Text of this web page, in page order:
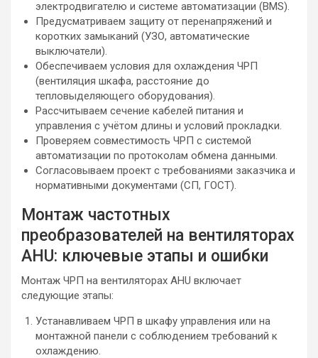
электродвигателю и системе автоматизации (BMS).
Предусматриваем защиту от перенапряжений и
коротких замыканий (УЗО, автоматические
выключатели).
Обеспечиваем условия для охлаждения ЧРП
(вентиляция шкафа, расстояние до
тепловыделяющего оборудования).
Рассчитываем сечение кабелей питания и
управления с учётом длины и условий прокладки.
Проверяем совместимость ЧРП с системой
автоматизации по протоколам обмена данными.
Согласовываем проект с требованиями заказчика и
нормативными документами (СП, ГОСТ).
Монтаж частотных
преобразователей на вентиляторах
AHU: ключевые этапы и ошибки
Монтаж ЧРП на вентиляторах AHU включает
следующие этапы:
Устанавливаем ЧРП в шкафу управления или на
монтажной панели с соблюдением требований к
охлаждению.